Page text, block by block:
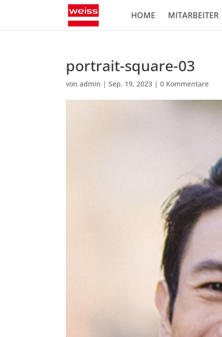
HOME MITARBEITER
portrait-square-03
vonadmin |Sep. 19, 2023 |0 Kommentare